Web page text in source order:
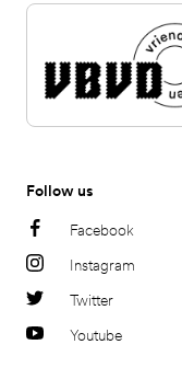
Follow us
Facebook
Instagram
Twitter
Youtube